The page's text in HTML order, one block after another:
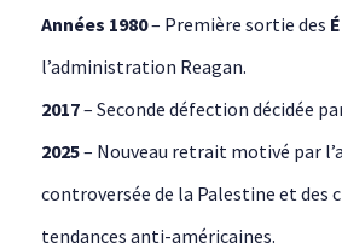
Années 1980– Première sortie des
l’administration Reagan.
2017– Seconde défection décidée
2025– Nouveau retrait motivé par
controversée de la Palestine et des
tendances anti-américaines.